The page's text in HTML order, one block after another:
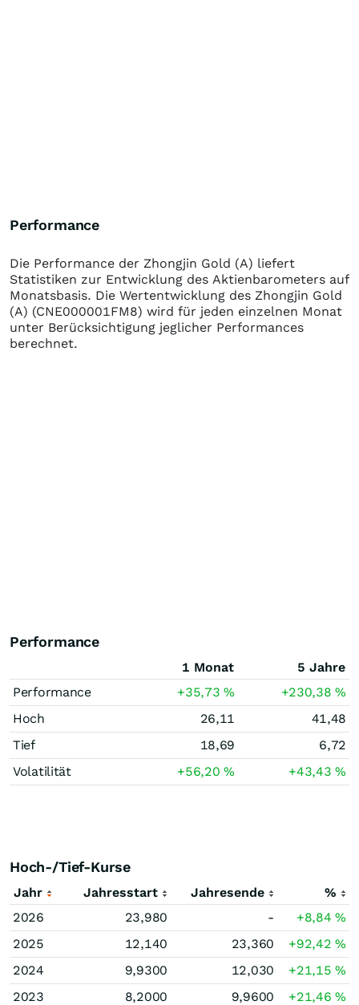
Performance
Die Performance der Zhongjin Gold (A) liefert
Statistiken zur Entwicklung des Aktienbarometers auf
Monatsbasis. Die Wertentwicklung des Zhongjin Gold
(A) (CNE000001FM8) wird für jeden einzelnen Monat
unter Berücksichtigung jeglicher Performances
berechnet.
Performance
1 Monat
5 Jahre
Performance
+35,73% +230,38%
Hoch
26,11
41,48
Tief
18,69
6,72
Volatilität
+56,20% +43,43%
Hoch-/Tief-Kurse
Jahr Jahresstart Jahresende
%
2026
23,980 - +8,84%
2025
12,140 23,360 +92,42%
2024
9,9300 12,030 +21,15%
2023
8,2000 9,9600 +21,46%